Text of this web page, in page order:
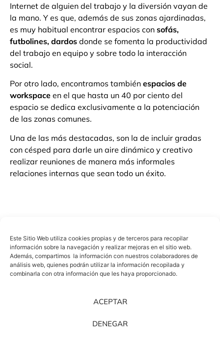
Este Sitio Web utiliza cookies propias y de terceros para recopilar
información sobre la navegación y realizar mejoras en el sitio web.
Además, compartimos la información con nuestros colaboradores de
análisis web, quienes podrán utilizar la información recopilada y
combinarla con otra información que les haya proporcionado.
ACEPTAR
DENEGAR
Internet de alguien del trabajo y la diversión vayan de
la mano. Y es que, además de sus zonas ajardinadas,
es muy habitual encontrar espacios con sofás,
futbolines, dardos donde se fomenta la productividad
del trabajo en equipo y sobre todo la interacción
social.
Por otro lado, encontramos también espacios de
workspace en el que hasta un 40 por ciento del
espacio se dedica exclusivamente a la potenciación
de las zonas comunes.
Una de las más destacadas, son la de incluir gradas
con césped para darle un aire dinámico y creativo
realizar reuniones de manera más informales
relaciones internas que sean todo un éxito.